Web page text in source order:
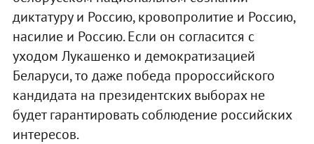
диктатуру и Россию, кровопролитие и Россию,
насилие и Россию. Если он согласится с
уходом Лукашенко и демократизацией
Беларуси, то даже победа пророссийского
кандидата на президентских выборах не
будет гарантировать соблюдение российских
интересов.